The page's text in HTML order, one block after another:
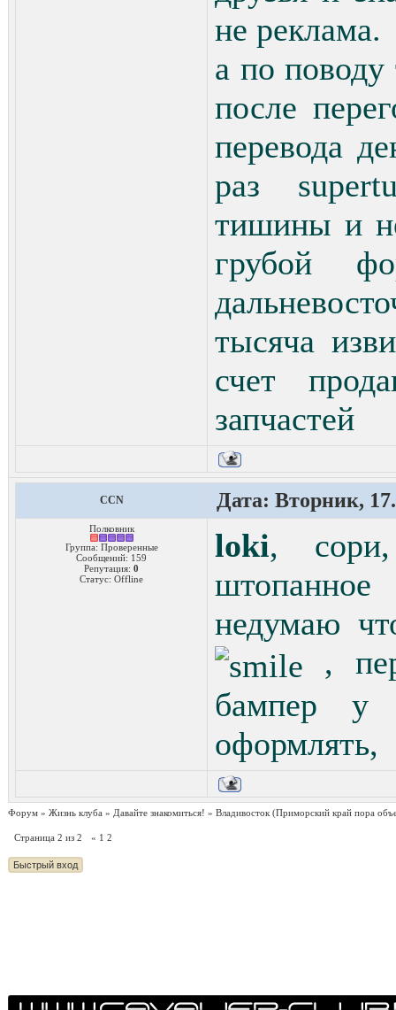
не реклама.
а по
после
перевода
раз
тишины и
грубой
тысяча
счет
запчастей
CCN Дата: Вторник,
Полковник
Группа: Проверенные
Сообщений: 159
Репутация: 0
Статус: Offline
loki,
недумаю
,
бампер у
оформлять,
Форум » Жизнь клуба » Давайте знакомиться! » Владивосток (Приморский край пора
Страница 2 из 2 « 1 2